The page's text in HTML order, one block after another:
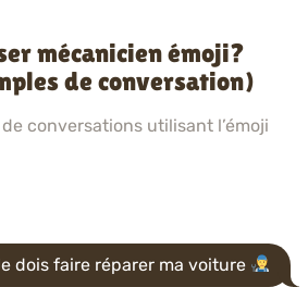
mécanicien émoji?
de conversation)
conversations utilisant l’émoji
dois faire réparer ma voiture